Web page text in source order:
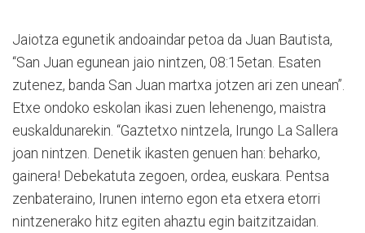
Jaiotza egunetik andoaindar petoa da Juan Bautista,
“San Juan egunean jaio nintzen, 08:15etan. Esaten
zutenez, banda San Juan martxa jotzen ari zen unean”.
Etxe ondoko eskolan ikasi zuen lehenengo, maistra
euskaldunarekin. “Gaztetxo nintzela, Irungo La Sallera
joan nintzen. Denetik ikasten genuen han: beharko,
gainera! Debekatuta zegoen, ordea, euskara. Pentsa
zenbateraino, Irunen interno egon eta etxera etorri
nintzenerako hitz egiten ahaztu egin baitzitzaidan.